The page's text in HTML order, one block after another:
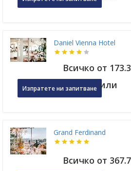
Daniel Vienna Hotel
Всичко от
Изпратете ни запитване или
Grand Ferdinand
Всичко от